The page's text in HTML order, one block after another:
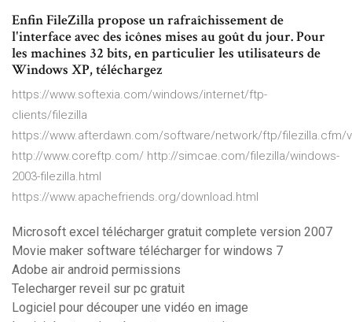
Enfin FileZilla propose un rafraîchissement de
l'interface avec des icônes mises au goût du jour. Pour
les machines 32 bits, en particulier les utilisateurs de
Windows XP, téléchargez
https://www.softexia.com/windows/internet/ftp-
clients/filezilla
https://www.afterdawn.com/software/network/ftp/filezilla.cfm/
http://www.coreftp.com/ http://simcae.com/filezilla/windows-
2003-filezilla.html
https://www.apachefriends.org/download.html
Microsoft excel télécharger gratuit complete version 2007
Movie maker software télécharger for windows 7
Adobe air android permissions
Telecharger reveil sur pc gratuit
Logiciel pour découper une vidéo en image